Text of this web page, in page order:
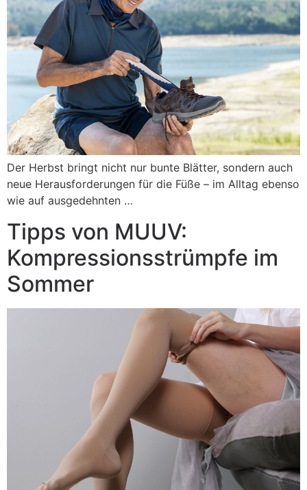
Der Herbst bringt nicht nur bunte Blätter, sondern auch
neue Herausforderungen für die Füße – im Alltag ebenso
wie auf ausgedehnten …
Tipps von MUUV:
Kompressionsstrümpfe im
Sommer